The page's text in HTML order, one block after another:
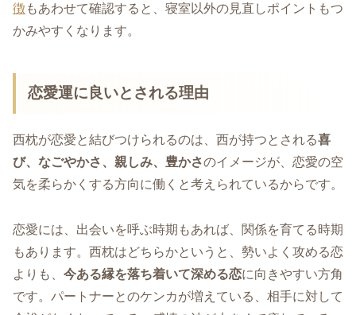
徴 もあわせて確認すると、寝室以外の見直しポイントもつ
かみやすくなります。
恋愛運に良いとされる理由
西枕が恋愛と結びつけられるのは、西が持つとされる喜
び、なごやかさ、親しみ、豊かさのイメージが、恋愛の空
気を柔らかくする方向に働くと考えられているからです。
恋愛には、出会いを呼ぶ時期もあれば、関係を育てる時期
もあります。西枕はどちらかというと、勢いよく攻める恋
よりも、 今ある縁を落ち着いて深める恋に向きやすい方角
です。パートナーとのケンカが増えている、相手に対して